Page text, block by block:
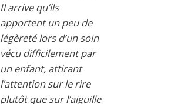
Il arrive qu’ils
apportent un peu de
légèreté lors d’un soin
vécu difficilement par
un enfant, attirant
l’attention sur le rire
plutôt que sur l’aiguille